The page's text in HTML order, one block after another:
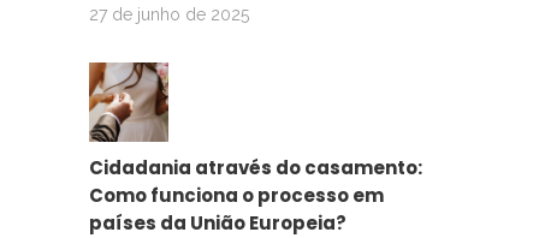
27 de junho de 2025
Cidadania através do casamento:
Como funciona o processo em
países da União Europeia?